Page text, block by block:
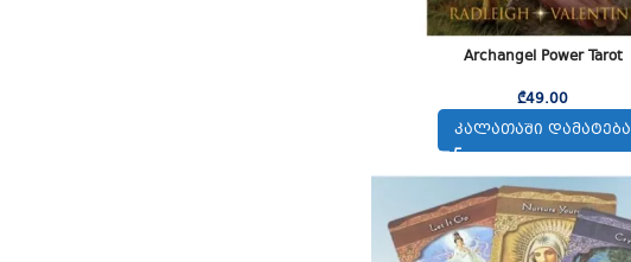
Archangel Power Tarot
₾49.00
ᲙᲐᲚᲐᲗᲐᲨᲘ ᲓᲐᲛᲐᲢᲔᲑᲐ